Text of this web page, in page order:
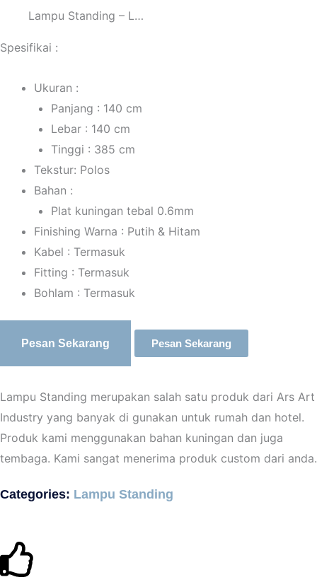
Lampu Standing – L…
Spesifikai :
Ukuran :
Panjang : 140 cm
Lebar : 140 cm
Tinggi : 385 cm
Tekstur: Polos
Bahan :
Plat kuningan tebal 0.6mm
Finishing Warna : Putih & Hitam
Kabel : Termasuk
Fitting : Termasuk
Bohlam : Termasuk
Pesan Sekarang Pesan Sekarang
Lampu Standing merupakan salah satu produk dari Ars Art
Industry yang banyak di gunakan untuk rumah dan hotel.
Produk kami menggunakan bahan kuningan dan juga
tembaga. Kami sangat menerima produk custom dari anda.
Categories: Lampu Standing